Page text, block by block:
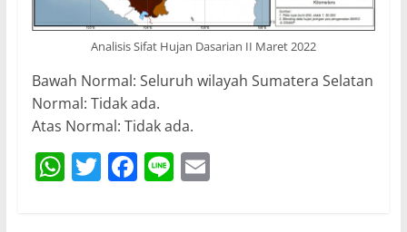
Analisis Sifat Hujan Dasarian II Maret 2022
Bawah Normal: Seluruh wilayah Sumatera Selatan
Normal: Tidak ada.
Atas Normal: Tidak ada.
W T F Li E